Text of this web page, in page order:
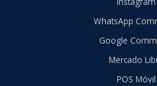
WhatsApp
Google
Mercado
POS Móvil